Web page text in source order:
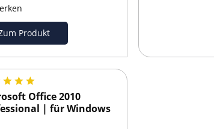
Produkt
Office 2010
| für Windows